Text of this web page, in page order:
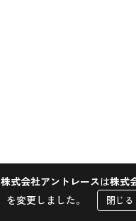
Contact
株式会社アントレースは株式
を変更しました。
閉じる